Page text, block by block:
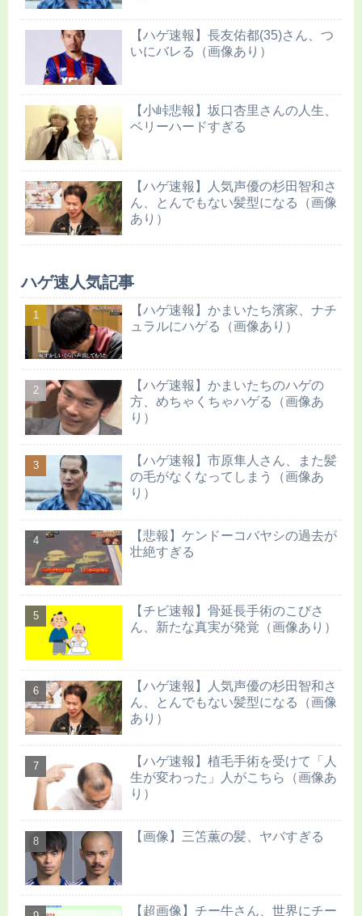
【ハゲ速報】長友佑都(35)さん、つ
いにバレる（画像あり）
【小峠悲報】坂口杏里さんの人生、
ベリーハードすぎる
【ハゲ速報】人気声優の杉田智和さ
ん、とんでもない髪型になる（画像
あり）
ハゲ速人気記事
【ハゲ速報】かまいたち濱家、ナチ
ュラルにハゲる（画像あり）
【ハゲ速報】かまいたちのハゲの
方、めちゃくちゃハゲる（画像あ
り）
【ハゲ速報】市原隼人さん、また髪
の毛がなくなってしまう（画像あ
り）
【悲報】ケンドーコバヤシの過去が
壮絶すぎる
【チビ速報】骨延長手術のこびさ
ん、新たな真実が発覚（画像あり）
【ハゲ速報】人気声優の杉田智和さ
ん、とんでもない髪型になる（画像
あり）
【ハゲ速報】植毛手術を受けて「人
生が変わった」人がこちら（画像あ
り）
【画像】三笘薫の髪、ヤバすぎる
【超画像】チー牛さん、世界にチー